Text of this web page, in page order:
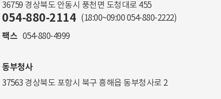
36759 경상북도 안동시 풍천면 도청대로 455
054-880-2114 (18:00~09:00 054-880-2222)
팩스 054-880-4999
동부청사
37563 경상북도 포항시 북구 흥해읍 동부청사로 2